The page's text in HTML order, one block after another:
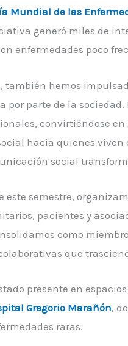
Mundial de las
generó miles de
enfermedades poco
también hemos
por parte de la
convirtiéndose
hacia quienes viven
social
este semestre,
pacientes y
como
que
presente en
Gregorio Marañón,
raras.